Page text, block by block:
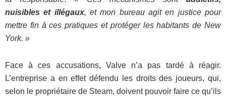
nuisibles et illégaux, et mon bureau agit en justice pour
mettre fin à ces pratiques et protéger les habitants de New
York. »
Face à ces accusations, Valve n’a pas tardé à réagir.
L’entreprise a en effet défendu les droits des joueurs, qui,
selon le propriétaire de Steam, doivent pouvoir faire ce qu’ils